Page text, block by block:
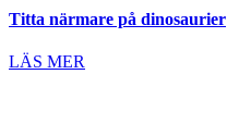
Titta närmare på dinosaurier
LÄS MER